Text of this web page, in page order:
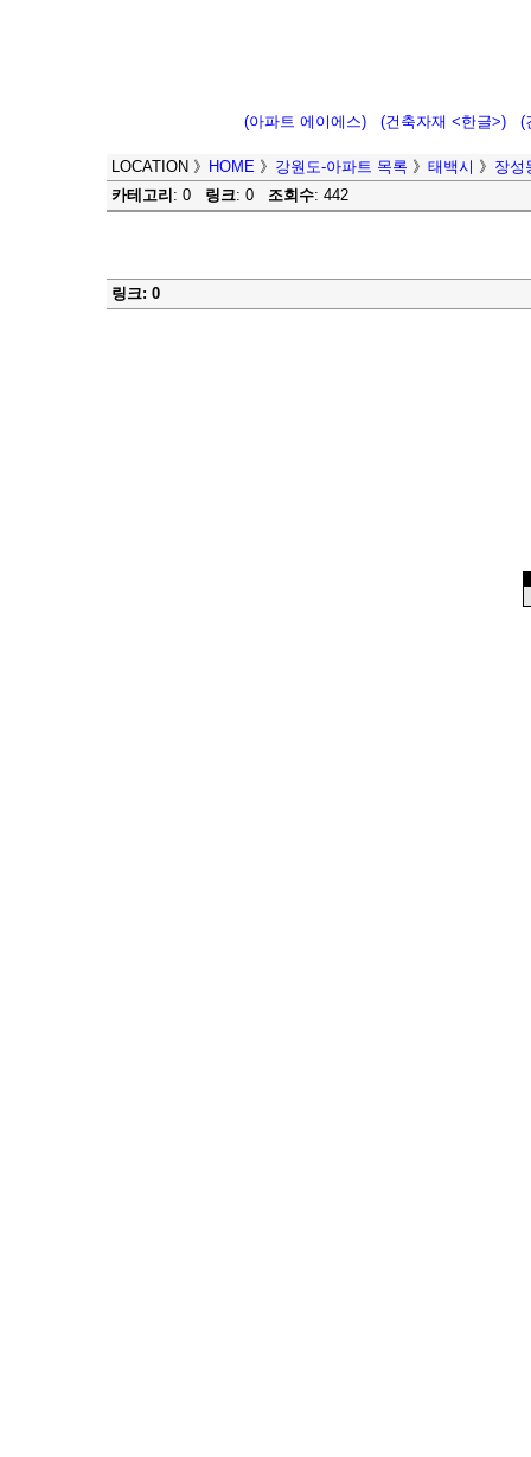
(아파트 에이에스) (건축자재 <한글>) (
LOCATION 》 HOME 》 강원도-아파트 목록 》 태백시 》 장성
카테고리 : 0 링크: 0 조회수: 442
링크: 0